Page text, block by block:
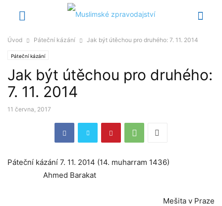
Úvod Páteční kázání Jak být útěchou pro druhého: 7. 11. 2014
Páteční kázání
Jak být útěchou pro druhého:
7. 11. 2014
11 června, 2017
Páteční kázání 7. 11. 2014 (14. muharram 1436)
Ahmed Barakat
Mešita v Praze